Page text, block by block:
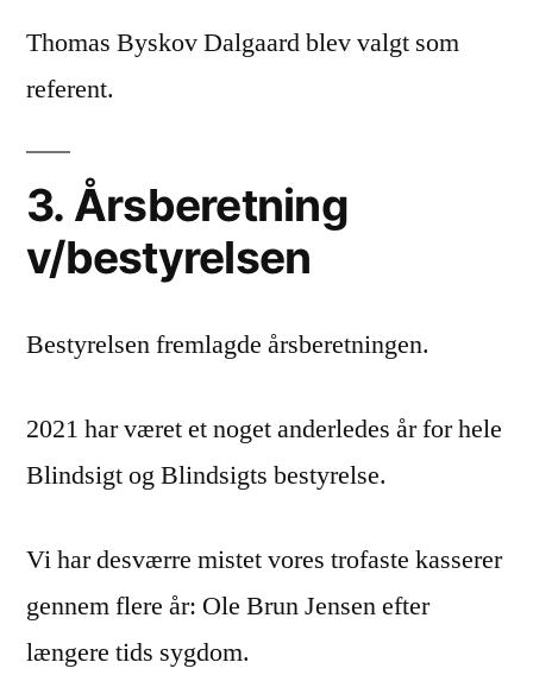
Thomas Byskov Dalgaard blev valgt som
referent.
3. Årsberetning
v/bestyrelsen
Bestyrelsen fremlagde årsberetningen.
2021 har været et noget anderledes år for hele
Blindsigt og Blindsigts bestyrelse.
Vi har desværre mistet vores trofaste kasserer
gennem flere år: Ole Brun Jensen efter
længere tids sygdom.